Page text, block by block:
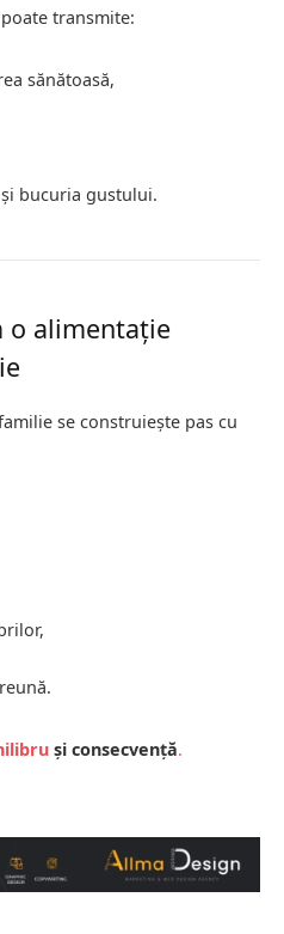
transmite:
sănătoasă,
bucuria gustului.
o alimentație
se construiește pas cu
și consecvență.